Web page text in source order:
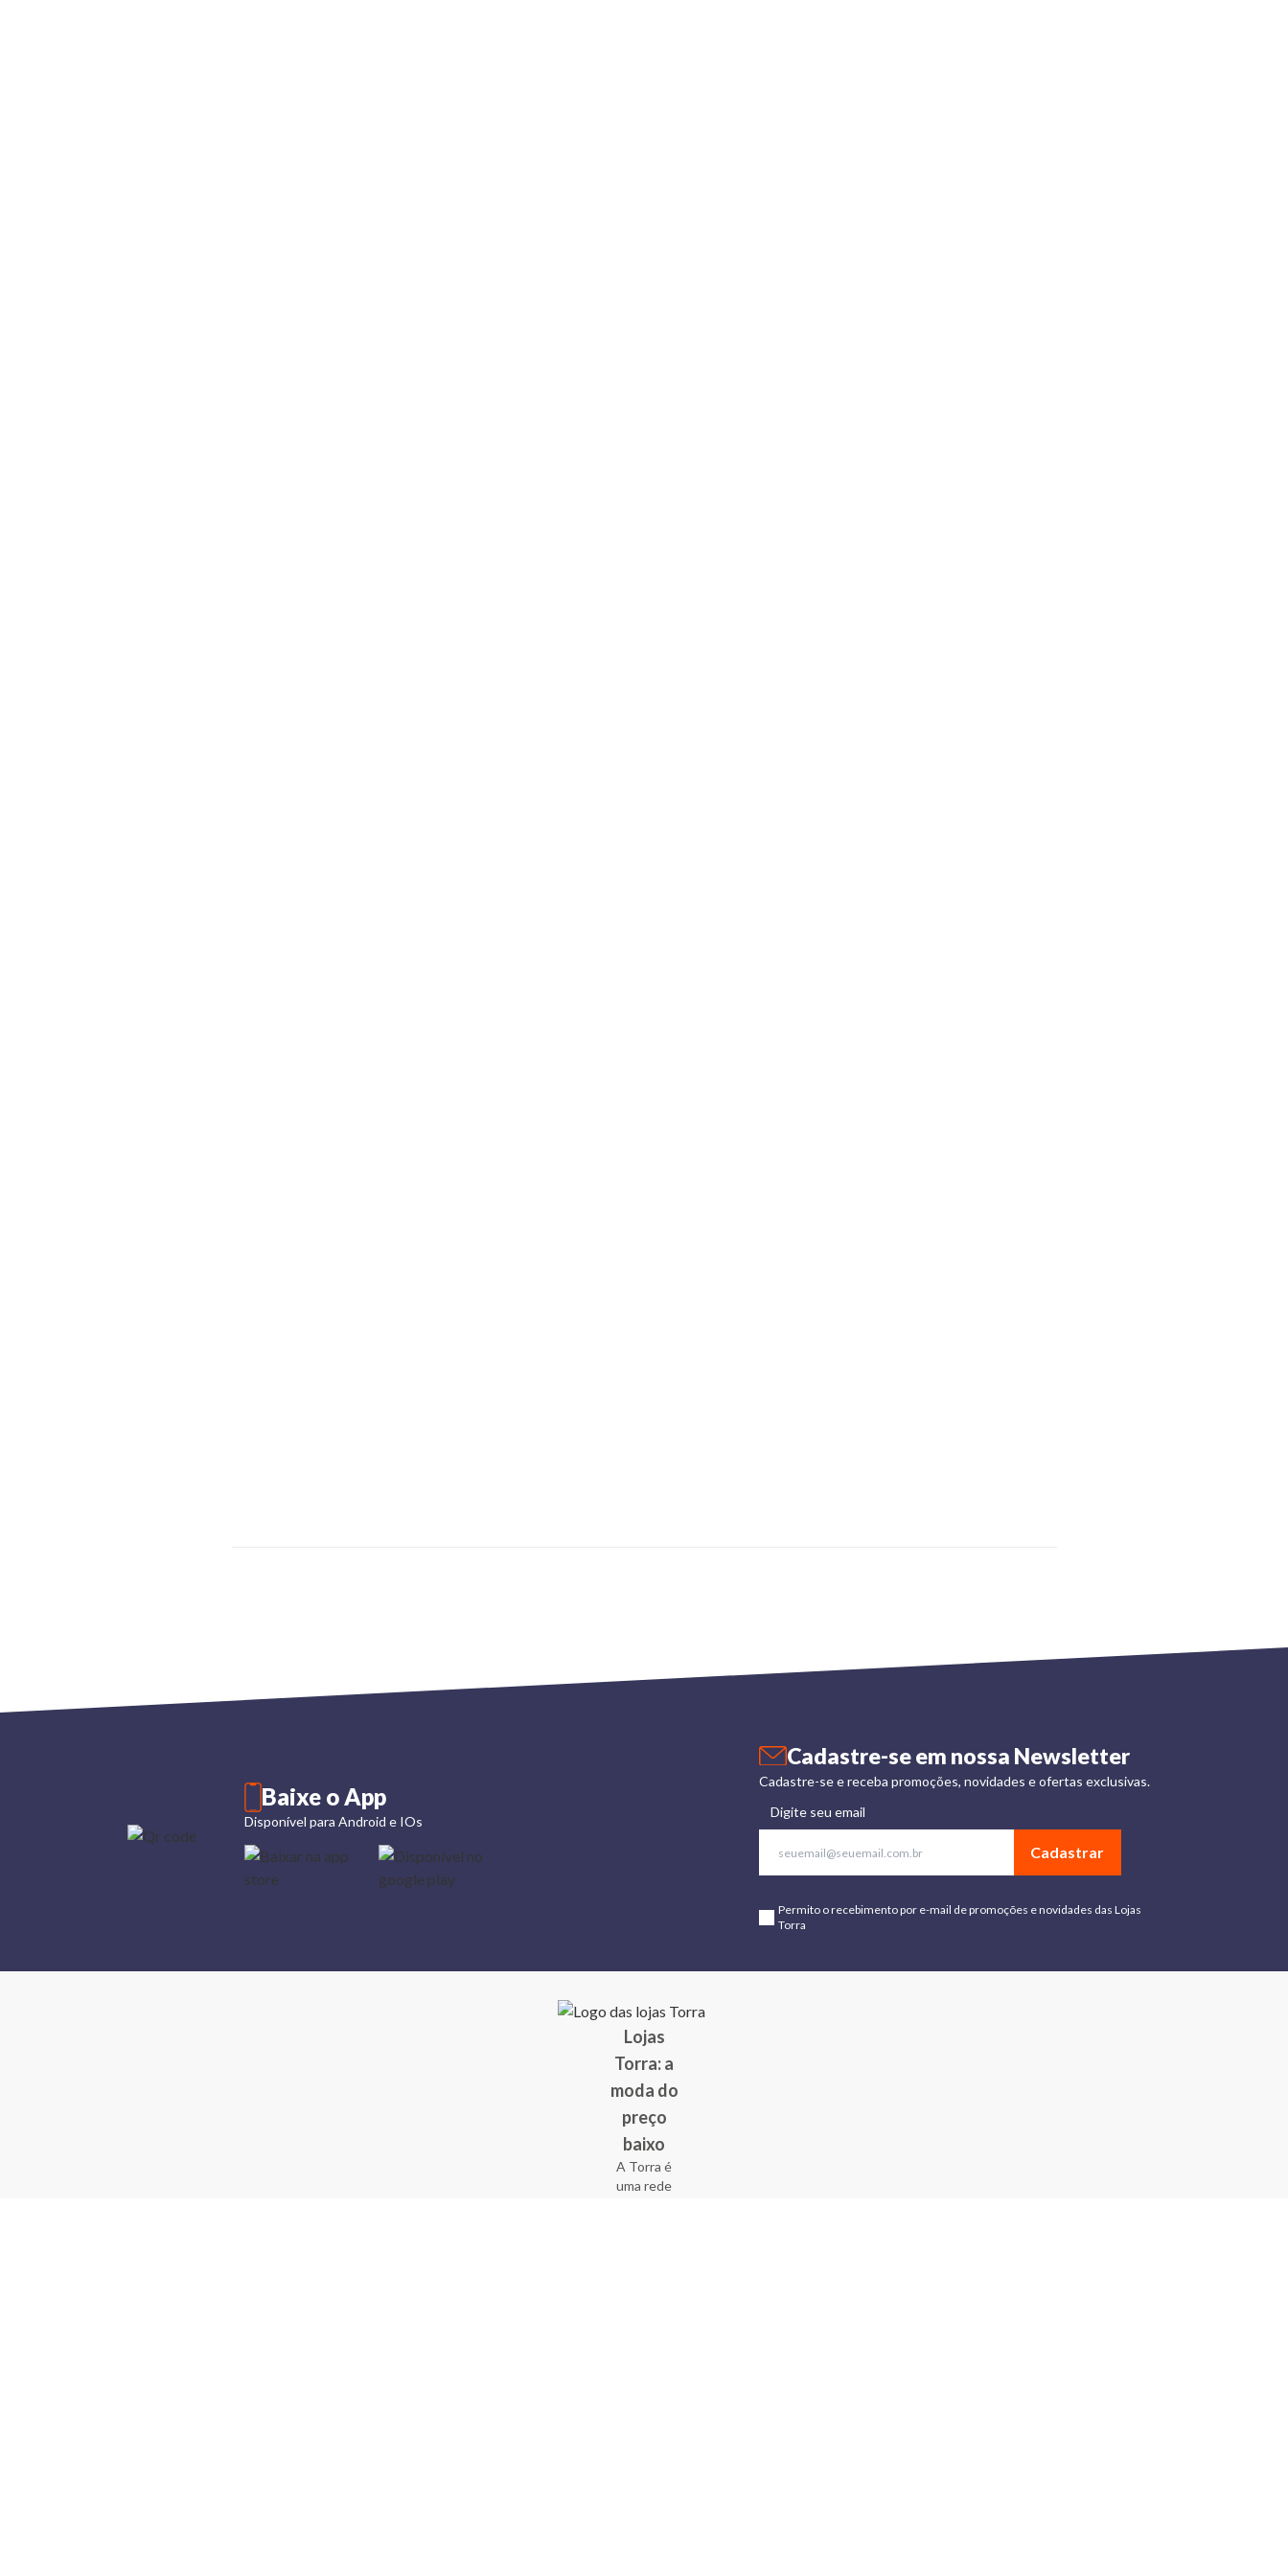
Cadastre-se em nossa Newsletter
Cadastre-se e receba promoções, novidades e ofertas exclusivas.
Digite seu email
Cadastrar
Permito o recebimento por e-mail de promoções e novidades das Lojas
Torra
Baixe o App
Disponível para Android e IOs
Lojas
Torra: a
moda do
preço
baixo
A Torra é
uma rede